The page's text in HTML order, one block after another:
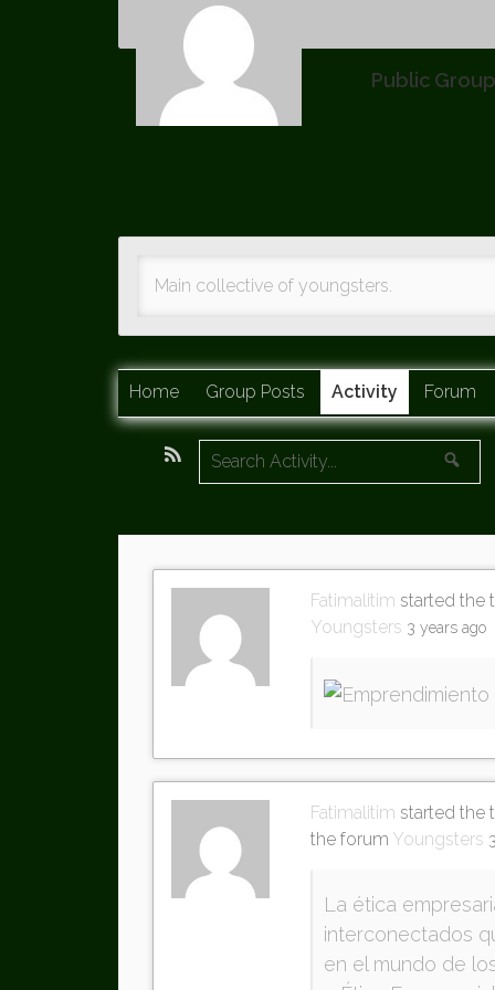
Public Group
Main collective of youngsters.
Home Group Posts Activity Forum
Group
Search
Activity...
Fatimalitim started the
Youngsters 3 years ago
Fatimalitim started the
the forum Youngsters
La ética
interconectados
en el mundo de